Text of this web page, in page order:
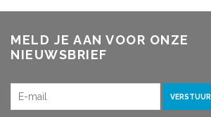
MELD JE AAN VOOR ONZE
NIEUWSBRIEF
VERSTUUR